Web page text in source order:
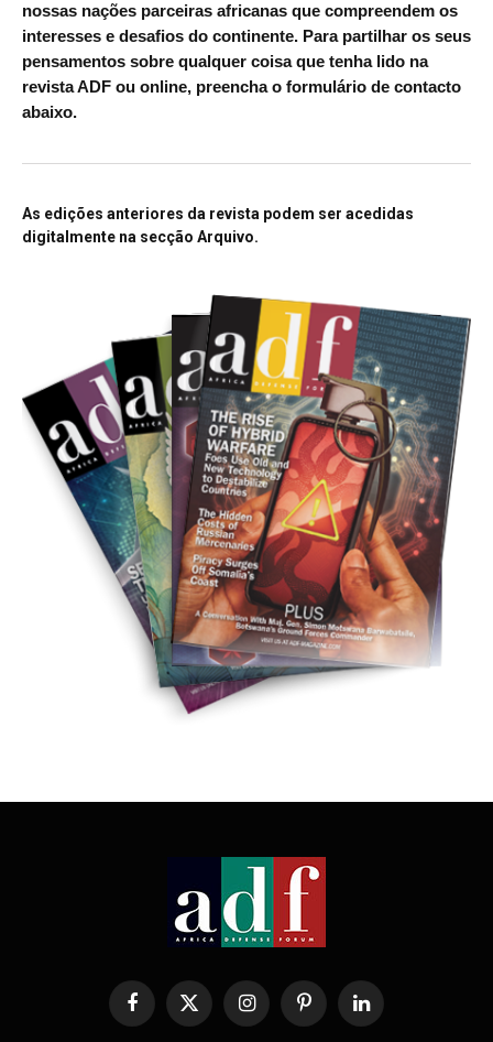
nossas nações parceiras africanas que compreendem os
interesses e desafios do continente. Para partilhar os seus
pensamentos sobre qualquer coisa que tenha lido na
revista ADF ou online, preencha o formulário de contacto
abaixo.
As edições anteriores da revista podem ser acedidas
digitalmente na secção Arquivo.
Facebook
X
InstagramPinterestLinkedIn